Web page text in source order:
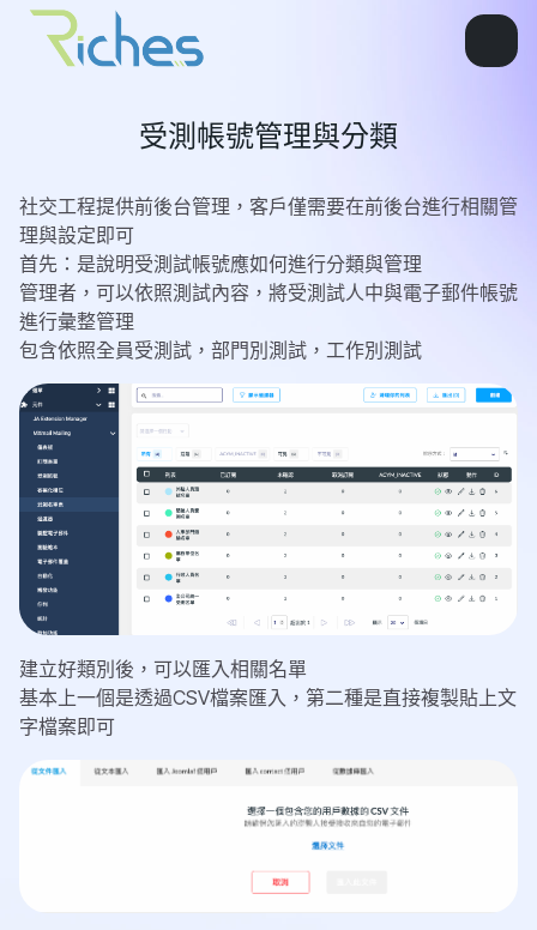
受測帳號管理與分類
社交工程提供前後台管理，客戶僅需要在前後台進行相關管
理與設定即可
首先：是說明受測試帳號應如何進行分類與管理
管理者，可以依照測試內容，將受測試人中與電子郵件帳號
進行彙整管理
包含依照全員受測試，部門別測試，工作別測試
建立好類別後，可以匯入相關名單
基本上一個是透過CSV檔案匯入，第二種是直接複製貼上文
字檔案即可